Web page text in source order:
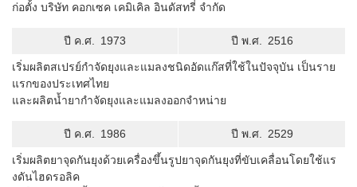
ก่อตั้ง บริษัท คอกเซค เคมิเคิล อินดัสทรี่ จำกัด
ปี ค.ศ. 1973 ปี พ.ศ. 2516
เริ่มผลิตสเปรย์กำจัดยุงและแมลงชนิดอัดแก๊สที่ใช้ในปัจจุบัน เป็นราย
แรกของประเทศไทย
และผลิตน้ำยากำจัดยุงและแมลงออกจำหน่าย
ปี ค.ศ. 1986 ปี พ.ศ. 2529
เริ่มผลิตยาจุดกันยุงด้วยเครื่องขึ้นรูปยาจุดกันยุงที่ขับเคลื่อนโดยใช้แร
งดันไฮดรอลิค